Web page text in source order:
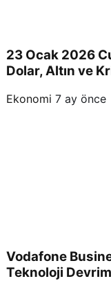
23 Ocak 2026
Dolar, Altın ve
Ekonomi 7 ay önce
Vodafone
Teknoloji